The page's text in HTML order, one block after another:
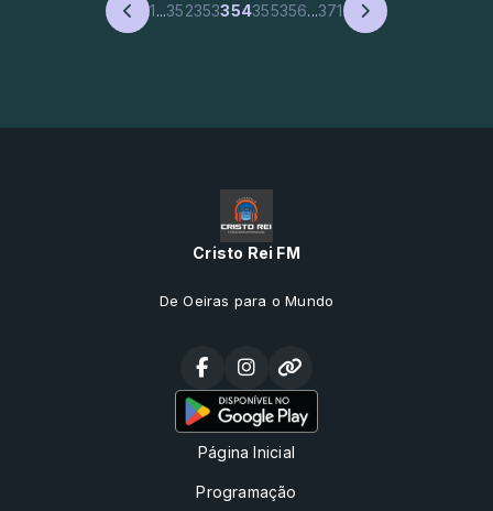
1...352353354355356...371
Cristo Rei FM
De Oeiras para o Mundo
Página Inicial
Programação